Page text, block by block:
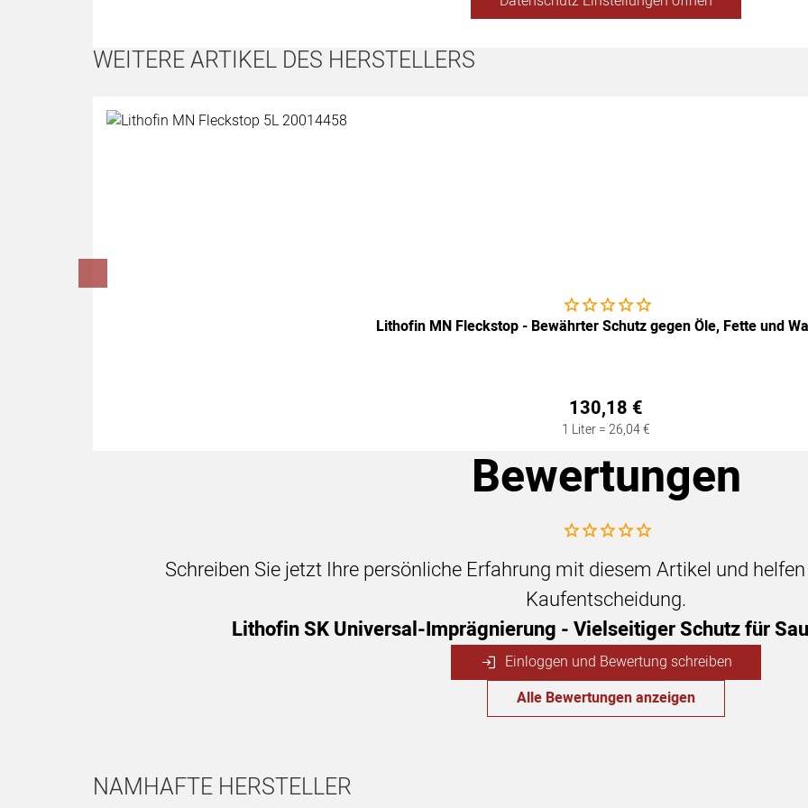
WEITERE ARTIKEL DES HERSTELLERS
Noch keine Bewertungen abgegeben
Lithofin MN Fleckstop - Bewährter Schutz gegen Öle, Fette und
130,18 €
1 Liter =26,04€
Bewertungen
Noch keine Bewertungen abgegeben
Schreiben Sie jetzt Ihre persönliche Erfahrung mit diesem Artikel und
Kaufentscheidung.
Lithofin SK Universal-Imprägnierung - Vielseitiger Schutz für
Einloggen und Bewertung schreiben
Alle Bewertungen anzeigen
NAMHAFTE HERSTELLER